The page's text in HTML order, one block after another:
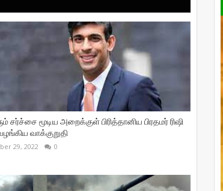
சர்ச்சை மூடிய அறைக்குள் பிரித்தானிய பிரதமர் ரிஷி
வாக்குறுதி
29, 2022 0